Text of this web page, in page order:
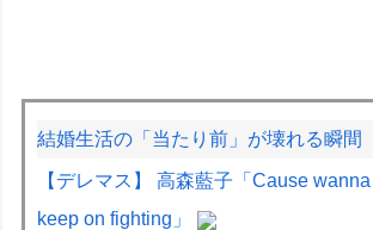
結婚生活の「当たり前」が壊れる瞬間
【デレマス】 高森藍子「Cause
keep on fighting」